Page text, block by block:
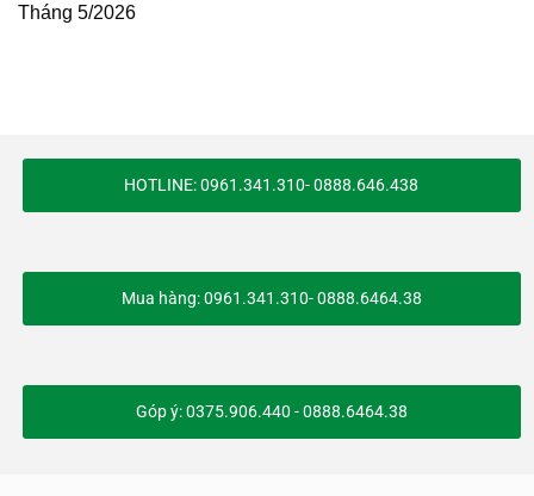
Tháng 5/2026
HOTLINE: 0961.341.310- 0888.646.438
Mua hàng: 0961.341.310- 0888.6464.38
Góp ý: 0375.906.440 - 0888.6464.38